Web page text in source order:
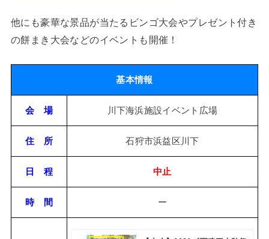
他にも豪華な景品が当たるビンゴ大会やプレゼント付き
の餅まき大会などのイベントも開催！
基本情報
会 場 川下海浜施設イベント広場
住 所 石狩市浜益区川下
日 程 中止
時 間 ー